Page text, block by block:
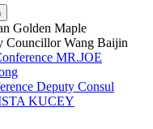
Golden Maple
Councillor Wang Baijin
MR.JOE
Deputy Consul
KUCEY